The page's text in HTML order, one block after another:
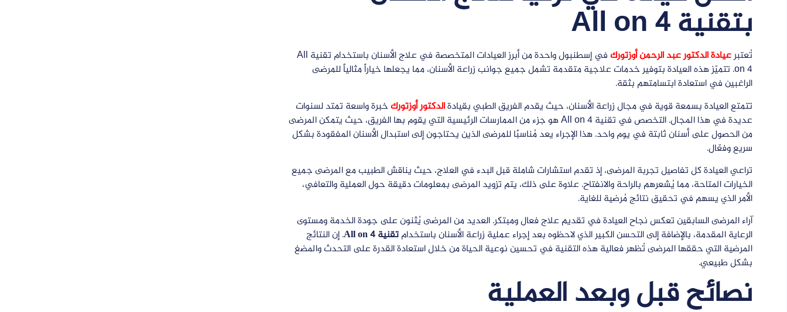
بتقنية All on 4
تُعتبرعيادة الدكتور عبد الرحمن أوزتورك
في إسطنبول واحدة من أبرز العيادات المتخصصة في علاج الأسنان باستخدام تقنية All
on 4. تتميّز هذه العيادة بتوفير خدمات علاجية متقدمة تشمل جميع جوانب زراعة الأسنان، مما يجعلها خياراً مثالياً للمرضى
الراغبين في استعادة ابتسامتهم بثقة.
تتمتع العيادة بسمعة قوية في مجال زراعة الأسنان، حيث يقدم الفريق الطبي بقيادةالدكتور أوزتوركخبرة واسعة تمتد لسنوات
عديدة في هذا المجال. التخصص في تقنية All on 4 هو جزء من الممارسات الرئيسية التي يقوم بها الفريق، حيث يتمكن المرضى
من الحصول على أسنان ثابتة في يوم واحد. هذا الإجراء يعد مُناسبًا للمرضى الذين يحتاجون إلى استبدال الأسنان المفقودة بشكل
سريع وفعّال.
تراعي العيادة كل تفاصيل تجربة المرضى، إذ تقدم استشارات شاملة قبل البدء في العلاج، حيث يناقش الطبيب مع المرضى جميع
الخيارات المتاحة، مما يُشعرهم بالراحة والانفتاح. علاوة على ذلك، يتم تزويد المرضى بمعلومات دقيقة حول العملية والتعافي،
الأمر الذي يسهم في تحقيق نتائج مُرضية للغاية.
آراء المرضى السابقين تعكس نجاح العيادة في تقديم علاج فعال ومبتكر. العديد من المرضى يُثنون على جودة الخدمة ومستوى
الرعاية المقدمة، بالإضافة إلى التحسن الكبير الذي لاحظوه بعد إجراء عملية زراعة الأسنان باستخدامتقنية All on 4
. إن النتائج
المرضية التي حققها المرضى تُظهر فعالية هذه التقنية في تحسين نوعية الحياة من خلال استعادة القدرة على التحدث والمضغ
بشكل طبيعي.
نصائح قبل وبعد العملية